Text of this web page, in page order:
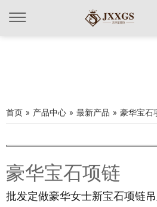
首页 » 产品中心 » 最新产品 » 豪华宝石
豪华宝石项链
批发定做豪华女士新宝石项链